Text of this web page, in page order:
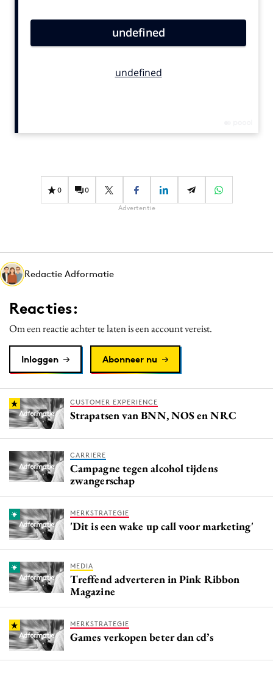
Carriere
Diversiteit
Interne communicatie
Martech
Media
Merkstrategie
PR
Purpose Marketing
Reputatie & crisis
0 0
Advertentie
Redactie Adformatie
Reacties:
Om een reactie achter te laten is een account vereist.
Inloggen Abonneer nu
CUSTOMER EXPERIENCE
Strapatsen van BNN, NOS en NRC
CARRIERE
Campagne tegen alcohol tijdens
zwangerschap
MERKSTRATEGIE
'Dit is een wake up call voor marketing'
MEDIA
Treffend adverteren in Pink Ribbon
Magazine
MERKSTRATEGIE
Games verkopen beter dan cd’s